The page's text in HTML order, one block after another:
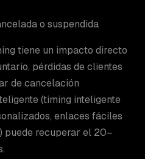
o suspendida
tiene un impacto directo
pérdidas de clientes
de cancelación
(timing inteligente
enlaces fáciles
puede recuperar el 20–